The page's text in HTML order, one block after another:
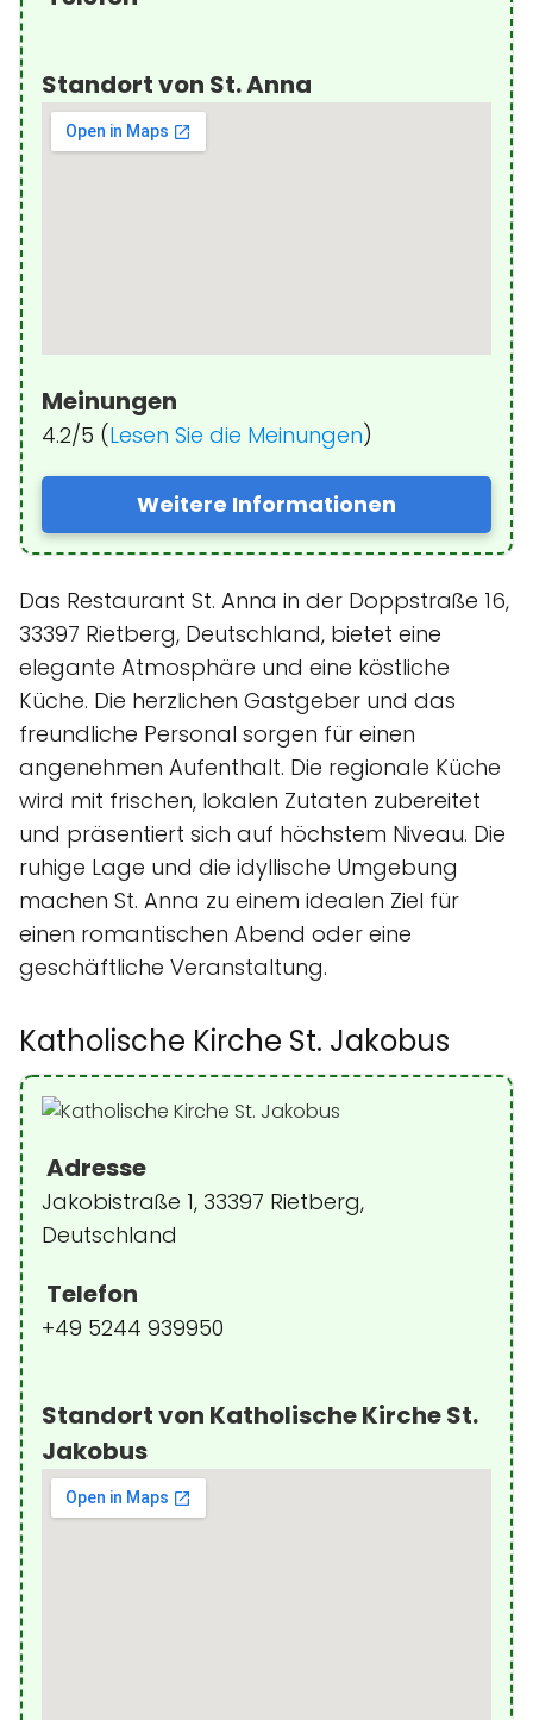
Standort von St. Anna
Meinungen
4.2/5 (Lesen Sie die Meinungen)
Weitere Informationen
Das Restaurant St. Anna in der Doppstraße 16,
33397 Rietberg, Deutschland, bietet eine
elegante Atmosphäre und eine köstliche
Küche. Die herzlichen Gastgeber und das
freundliche Personal sorgen für einen
angenehmen Aufenthalt. Die regionale Küche
wird mit frischen, lokalen Zutaten zubereitet
und präsentiert sich auf höchstem Niveau. Die
ruhige Lage und die idyllische Umgebung
machen St. Anna zu einem idealen Ziel für
einen romantischen Abend oder eine
geschäftliche Veranstaltung.
Katholische Kirche St. Jakobus
Adresse
Jakobistraße 1, 33397 Rietberg,
Deutschland
Telefon
+49 5244 939950
Standort von Katholische Kirche St.
Jakobus